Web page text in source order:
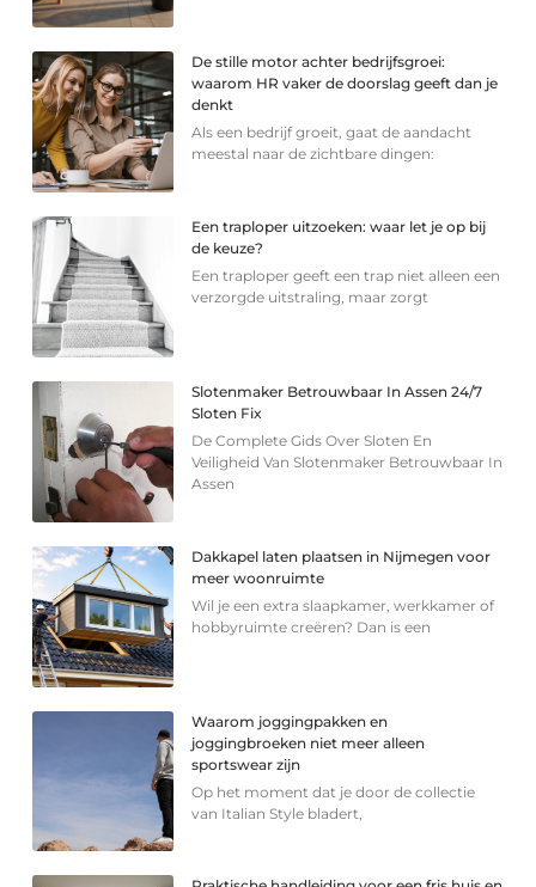
De stille motor achter bedrijfsgroei:
waarom HR vaker de doorslag geeft dan je
denkt
Als een bedrijf groeit, gaat de aandacht
meestal naar de zichtbare dingen:
Een traploper uitzoeken: waar let je op bij
de keuze?
Een traploper geeft een trap niet alleen een
verzorgde uitstraling, maar zorgt
Slotenmaker Betrouwbaar In Assen 24/7
Sloten Fix
De Complete Gids Over Sloten En
Veiligheid Van Slotenmaker Betrouwbaar In
Assen
Dakkapel laten plaatsen in Nijmegen voor
meer woonruimte
Wil je een extra slaapkamer, werkkamer of
hobbyruimte creëren? Dan is een
Waarom joggingpakken en
joggingbroeken niet meer alleen
sportswear zijn
Op het moment dat je door de collectie
van Italian Style bladert,